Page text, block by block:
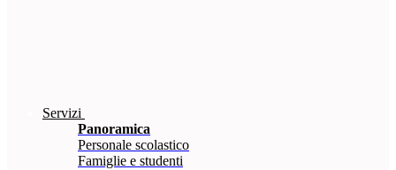
Servizi
Panoramica
Personale scolastico
Famiglie e studenti